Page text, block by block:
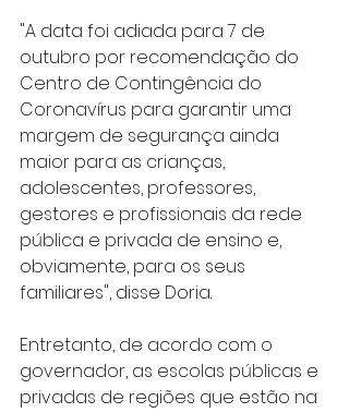
"A data foi adiada para 7 de
outubro por recomendação do
Centro de Contingência do
Coronavírus para garantir uma
margem de segurança ainda
maior para as crianças,
adolescentes, professores,
gestores e profissionais da rede
pública e privada de ensino e,
obviamente, para os seus
familiares", disse Doria.
Entretanto, de acordo com o
governador, as escolas públicas e
privadas de regiões que estão na